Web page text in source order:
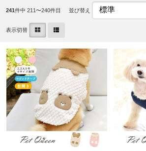
241件中 211〜240件目 並び替え
表示切替